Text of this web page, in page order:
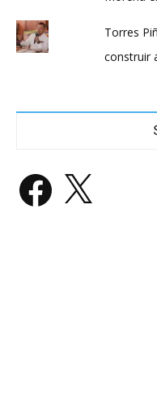
Torres
construir
Facebook